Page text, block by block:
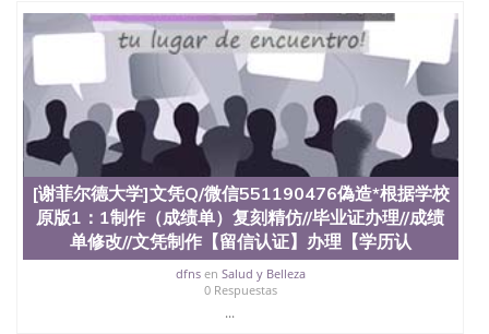
回国人员证明、留学生认证、学历认证、文凭认证学
位认证、留学生学历认证、留学生学位认证、英国文
凭学历、美国文凭学历、澳洲文凭学历、加拿大文凭
学历、新西兰学历认证等q:551190476 微信：
551190476 圣何塞州立大学毕业证（San Jose State
University）圣何塞州立大学毕业证（San Jose State
University）圣何塞州立大学毕业证（San Jose State
University）圣何塞州立大学成绩单（San Jose State
University）圣何塞州立大学成绩单（ San Jose State
University）圣何塞州立大学成绩单（San Jose State
University）成绩单圣何塞州立大学文凭（San Jose
State University）圣何塞州立大学（San Jose State
University）圣何塞州立大学（San Jose State
University）圣何塞州立大学（ San Jose State
University）圣何塞州立大学（San Jose State
University）圣何塞州立大学文凭（San Jose State
[谢菲尔德大学]文凭Q/微信551190476偽造*根据学校
原版1：1制作（成绩单）复刻精仿//毕业证办理//成绩
单修改//文凭制作【留信认证】办理【学历认
dfnsen Salud y Belleza
0 Respuestas
...